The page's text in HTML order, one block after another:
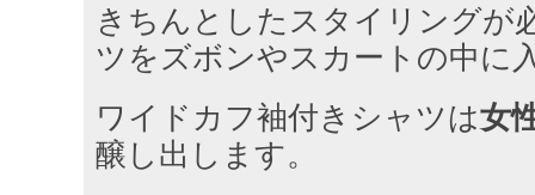
きちんとしたスタイリングが
ツをズボンやスカートの中に
ワイドカフ袖付きシャツは女
醸し出します。